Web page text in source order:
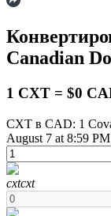
USDT-
Canadian
1 CXT = $0
CXT в CAD: 1
August 7 at 8:59 PM
cxtcxt